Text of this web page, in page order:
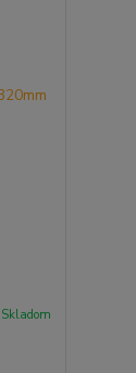
Skladom